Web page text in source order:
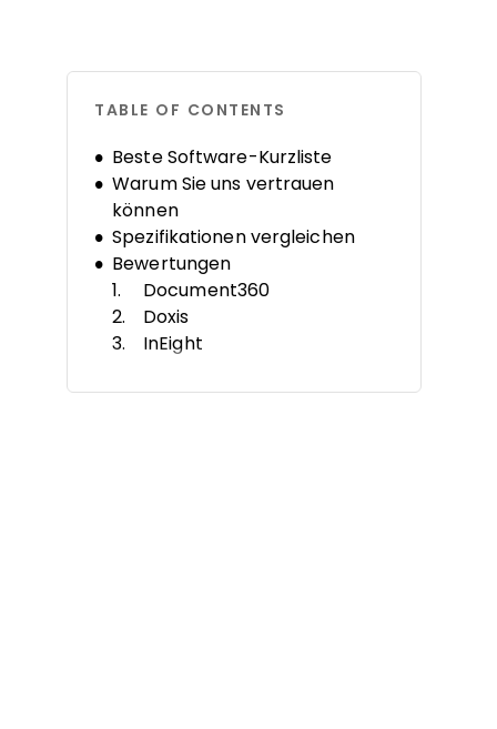
TABLE OF CONTENTS
Beste Software-Kurzliste
Warum Sie uns vertrauen
können
Spezifikationen vergleichen
Bewertungen
Document360
Doxis
InEight
DocTract